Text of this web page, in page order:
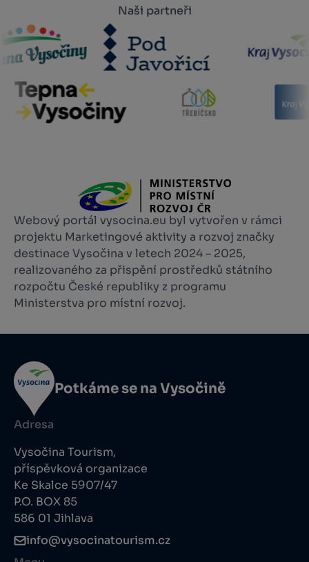
Naši partneři
Webový portál vysocina.eu byl vytvořen v rámci
projektu Marketingové aktivity a rozvoj značky
destinace Vysočina v letech 2024 – 2025,
realizovaného za přispění prostředků státního
rozpočtu České republiky z programu
Ministerstva pro místní rozvoj.
Potkáme se na Vysočině
Adresa
Vysočina Tourism,
příspěvková organizace
Ke Skalce 5907/47
P.O. BOX 85
586 01 Jihlava
info@vysocinatourism.cz